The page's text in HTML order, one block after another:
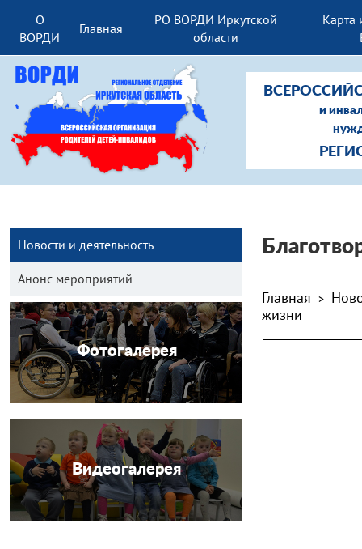
О
ВОРДИ
Главная
РО ВОРДИ Иркутской
области
Карта
и
Новости и деятельность
Анонс мероприятий
Фотогалерея
Видеогалерея
Главная >
жизни